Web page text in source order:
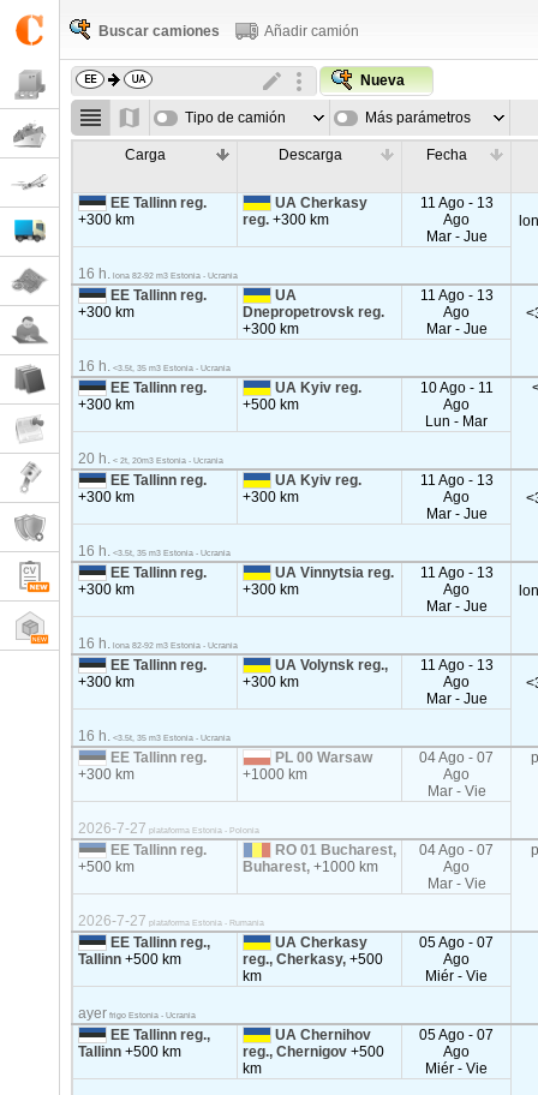
Buscar camiones Añadir camión
Nueva
Tipo de camión Más parámetros
Carga Descarga Fecha
EE Tallinn reg.
+300 km
UA Cherkasy
reg.+300 km
11 Ago - 13
Ago
Mar - Jue
16 h. lona 82-92 m3 Estonia - Ucrania
EE Tallinn reg.
+300 km
UA
Dnepropetrovsk reg.
+300 km
11 Ago - 13
Ago
Mar - Jue
16 h. <3.5t, 35 m3 Estonia - Ucrania
EE Tallinn reg.
+300 km
UA Kyiv reg.
+500 km
10 Ago - 11
Ago
Lun - Mar
20 h. < 2t, 20m3 Estonia - Ucrania
EE Tallinn reg.
+300 km
UA Kyiv reg.
+300 km
11 Ago - 13
Ago
Mar - Jue
16 h. <3.5t, 35 m3 Estonia - Ucrania
EE Tallinn reg.
+300 km
UA Vinnytsia reg.
+300 km
11 Ago - 13
Ago
Mar - Jue
16 h. lona 82-92 m3 Estonia - Ucrania
EE Tallinn reg.
+300 km
UA Volynsk reg.,
+300 km
11 Ago - 13
Ago
Mar - Jue
16 h. <3.5t, 35 m3 Estonia - Ucrania
EE Tallinn reg.
+300 km
PL 00 Warsaw
+1000 km
04 Ago - 07
Ago
Mar - Vie
2026-7-27 plataforma Estonia - Polonia
EE Tallinn reg.
+500 km
RO 01 Bucharest,
Buharest,+1000 km
04 Ago - 07
Ago
Mar - Vie
2026-7-27 plataforma Estonia - Rumania
EE Tallinn reg.,
Tallinn+500 km
UA Cherkasy
reg., Cherkasy,+500
km
05 Ago - 07
Ago
Miér - Vie
ayer frigo Estonia - Ucrania
EE Tallinn reg.,
Tallinn+500 km
UA Chernihov
reg., Chernigov+500
km
05 Ago - 07
Ago
Miér - Vie